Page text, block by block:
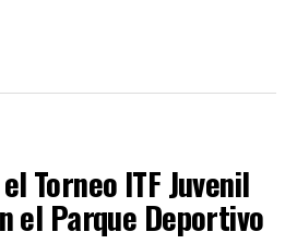
Torneo ITF Juvenil
el Parque Deportivo